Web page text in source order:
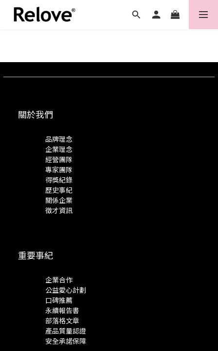
關於我們
品牌理念
企業理念
經營團隊
專家團隊
得獎紀錄
歷史事紀
關係企業
徵才資訊
重要事紀
企業合作
公益愛心計劃
口碑推薦
永續報告書
部落格文章
產品質量認證
安全承諾保障